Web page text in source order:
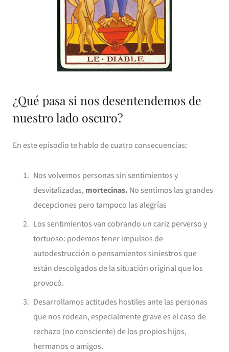
¿Qué pasa si nos desentendemos de
nuestro lado oscuro?
En este episodio te hablo de cuatro consecuencias:
Nos volvemos personas sin sentimientos y
desvitalizadas, mortecinas. No sentimos las grandes
decepciones pero tampoco las alegrías
Los sentimientos van cobrando un cariz perverso y
tortuoso: podemos tener impulsos de
autodestrucción o pensamientos siniestros que
están descolgados de la situación original que los
provocó.
Desarrollamos actitudes hostiles ante las personas
que nos rodean, especialmente grave es el caso de
rechazo (no consciente) de los propios hijos,
hermanos o amigos.